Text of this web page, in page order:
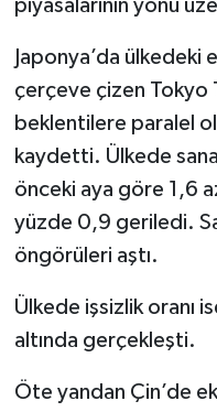
piyasalarının yönü
Japonya’da
çerçeve çizen Tokyo
beklentilere paralel
kaydetti. Ülkede
önceki aya göre 1,6
yüzde 0,9 geriledi.
öngörüleri aştı.
Ülkede işsizlik oranı
altında gerçekleşti.
Öte yandan Çin’de